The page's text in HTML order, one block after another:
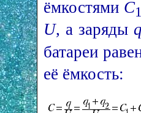
ёмкостями С1
U, а заряды q
батареи
её ёмкость: